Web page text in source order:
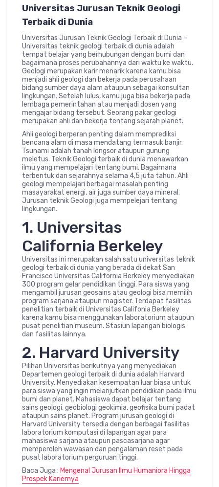
Universitas Jurusan Teknik Geologi
Terbaik di Dunia
Universitas Jurusan Teknik Geologi Terbaik di Dunia –
Universitas teknik geologi terbaik di dunia adalah
tempat belajar yang berhubungan dengan bumi dan
bagaimana proses perubahannya dari waktu ke waktu.
Geologi merupakan karir menarik karena kamu bisa
menjadi ahli geologi dan bekerja pada perusahaan
bidang sumber daya alam ataupun sebagai konsultan
lingkungan. Setelah lulus, kamu juga bisa bekerja pada
lembaga pemerintahan atau menjadi dosen yang
mengajar bidang tersebut. Seorang pakar geologi
merupakan ahli dan bekerja tentang sejarah planet.
Ahli geologi berperan penting dalam memprediksi
bencana alam di masa mendatang termasuk banjir.
Tsunami adalah tanah longsor ataupun gunung
meletus. Teknik Geologi terbaik di dunia menawarkan
ilmu yang mempelajari tentang bumi. Bagaimana
terbentuk dan sejarahnya selama 4,5 juta tahun. Ahli
geologi mempelajari berbagai masalah penting
masayarakat energi, air juga sumber daya mineral.
Jurusan teknik Geologi juga mempelejari tentang
lingkungan.
1. Universitas
California Berkeley
Universitas ini merupakan salah satu universitas teknik
geologi terbaik di dunia yang berada di dekat San
Francisco Universitas California Berkeley menyediakan
300 program gelar pendidikan tinggi. Para siswa yang
mengambil jurusan geosains atau geologi bisa memilih
program sarjana ataupun magister. Terdapat fasilitas
penelitian terbaik di Universitas Califonia Berkeley
karena kamu bisa menggunakan laboratorium ataupun
pusat penelitian museum. Stasiun lapangan biologis
dan fasilitas lainnya.
2. Harvard University
Pilihan Universitas berikutnya yang menyediakan
Departemen geologi terbaik di dunia adalah Harvard
University. Menyediakan kesempatan luar biasa untuk
para siswa yang ingin melanjutkan pendidikan pada ilmu
bumi dan planet. Mahasiswa dapat belajar tentang
sains geologi, geobiologi geokimia, geofisika bumi padat
ataupun sains planet. Program jurusan geologi di
Harvard University tersedia dengan berbagai fasilitas
laboratorium komputasi di lapangan agar para
mahasiswa sarjana ataupun pascasarjana agar
memperoleh wawasan dan pengalaman reset pada
pusat laboratorium perguruan tinggi.
Baca Juga : Mengenal Jurusan Ilmu Humaniora Hingga
Prospek Kariernya